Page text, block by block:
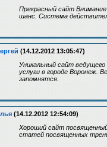
Прекрасный сайт
шанс. Система
(14.12.2012 13:05:47)
Уникальный сайт
услуги в городе Воронеж.
запомнятся.
(14.12.2012 12:54:09)
Хороший сайт
статей посвященных